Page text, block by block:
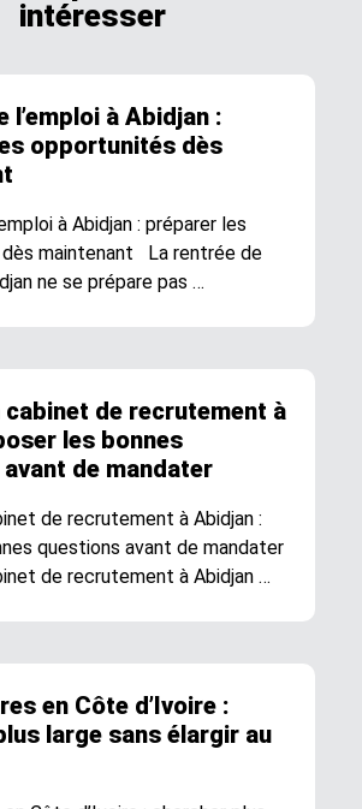
intéresser
l’emploi à Abidjan :
opportunités dès
à Abidjan : préparer les
maintenant La rentrée de
ne se prépare pas …
cabinet de recrutement à
les bonnes
de mandater
de recrutement à Abidjan :
questions avant de mandater
de recrutement à Abidjan …
en Côte d’Ivoire :
large sans élargir au